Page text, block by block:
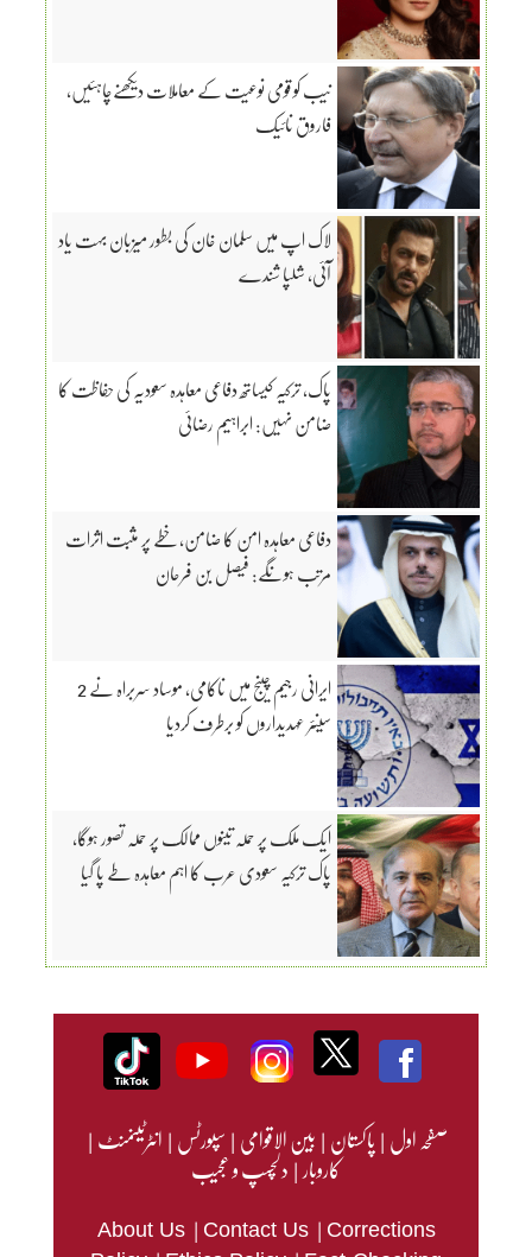
نیب کو قومی نوعیت کے معاملات دیکھنےچاہئیں،
فاروق نائیک
لاک اپ میں سلمان خان کی بطور میزبان بہت یاد
آئی، شلپا شندے
پاک، ترکیہ کیساتھ دفاعی معاہدہ سعودیہ کی حفاظت کا
ضامن نہیں: ابراہیم رضائی
دفاعی معاہدہ امن کا ضامن، خطے پر مثبت اثرات
مرتب ہونگے: فیصل بن فرحان
ایرانی رجیم چینج میں ناکامی، موساد سربراہ نے 2
سینئر عہدیداروں کو برطرف کردیا
ایک ملک پر حملہ تینوں ممالک پر حملہ تصور ہوگا،
پاک ترکیہ سعودی عرب کا اہم معاہدہ طے پا گیا
صفحہ اول|پاکستان|بین الاقوامی|سپورٹس|انٹرٹینمنٹ|
کاروبار|دلچسپ و عجیب
About Us | Contact Us | Corrections